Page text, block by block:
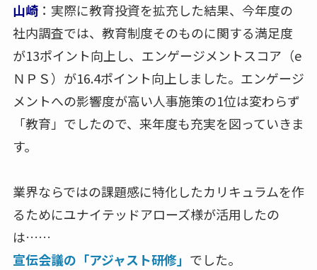
山崎：実際に教育投資を拡充した結果、今年度の
社内調査では、教育制度そのものに関する満足度
が13ポイント向上し、エンゲージメントスコア（e
ＮＰＳ）が16.4ポイント向上しました。エンゲージ
メントへの影響度が高い人事施策の1位は変わらず
「教育」でしたので、来年度も充実を図っていきま
す。
業界ならではの課題感に特化したカリキュラムを作
るためにユナイテッドアローズ様が活用したの
は……
宣伝会議の「アジャスト研修」 でした。